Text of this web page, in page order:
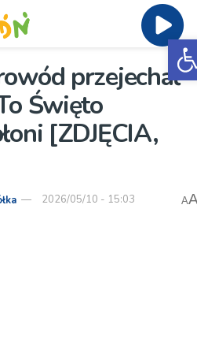
przejechał
Święto
[ZDJĘCIA,
2026/05/10 - 15:03 A